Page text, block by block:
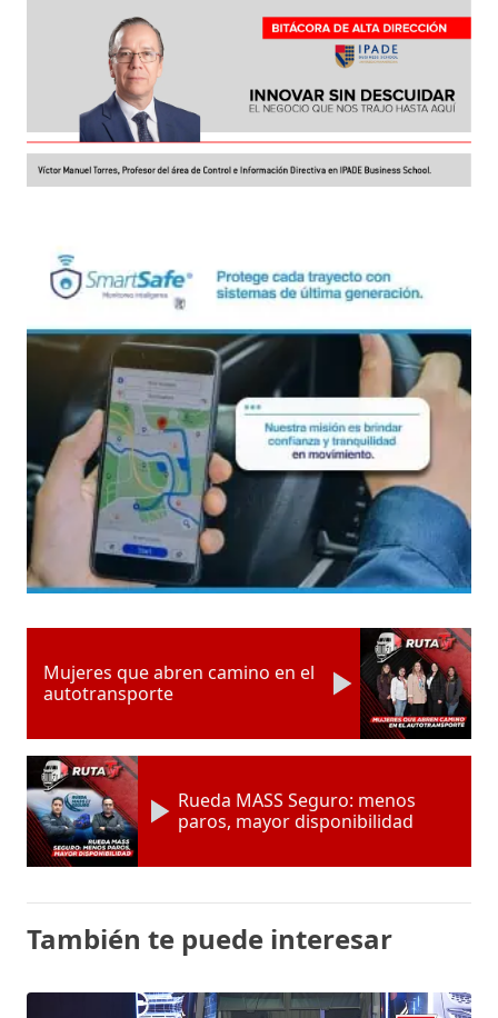
Mujeres que abren camino en el
autotransporte
Rueda MASS Seguro: menos
paros, mayor disponibilidad
También te puede interesar